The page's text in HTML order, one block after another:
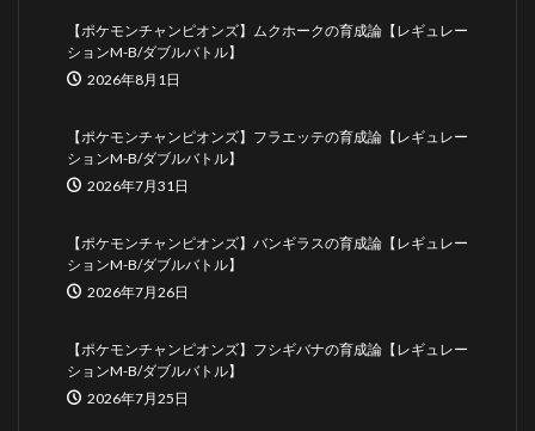
【ポケモンチャンピオンズ】ムクホークの育成論【レギュレー
ションM-B/ダブルバトル】
2026年8月1日
【ポケモンチャンピオンズ】フラエッテの育成論【レギュレー
ションM-B/ダブルバトル】
2026年7月31日
【ポケモンチャンピオンズ】バンギラスの育成論【レギュレー
ションM-B/ダブルバトル】
2026年7月26日
【ポケモンチャンピオンズ】フシギバナの育成論【レギュレー
ションM-B/ダブルバトル】
2026年7月25日